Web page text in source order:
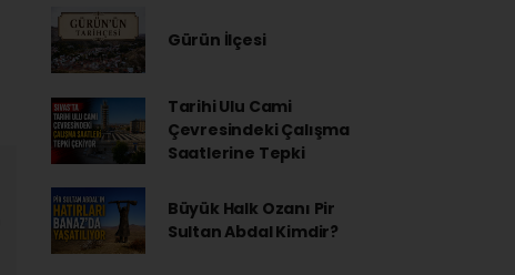
Gürün İlçesi
Tarihi Ulu Cami
Çevresindeki Çalışma
Saatlerine Tepki
Büyük Halk Ozanı Pir
Sultan Abdal Kimdir?